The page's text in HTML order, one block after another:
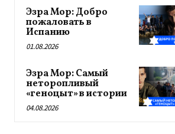
Эзра Мор: Добро
пожаловать в
Испанию
01.08.2026
Эзра Мор: Самый
неторопливый
«геноцыт» в истории
04.08.2026